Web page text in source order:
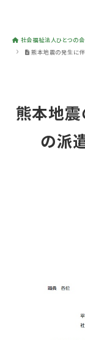
社会福祉法人ひとつの会
熊本地震の発生に伴
熊本地
の派